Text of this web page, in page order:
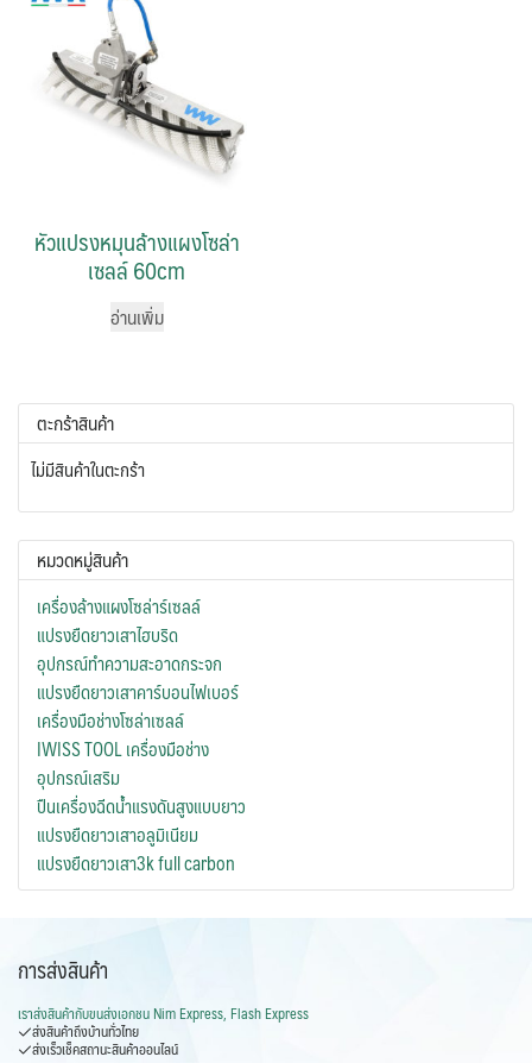
หัวแปรงหมุนล้างแผงโซล่า
เซลล์ 60cm
อ่านเพิ่ม
ตะกร้าสินค้า
ไม่มีสินค้าในตะกร้า
หมวดหมู่สินค้า
เครื่องล้างแผงโซล่าร์เซลล์
แปรงยืดยาวเสาไฮบริด
อุปกรณ์ทำความสะอาดกระจก
แปรงยืดยาวเสาคาร์บอนไฟเบอร์
เครื่องมือช่างโซล่าเซลล์
IWISS TOOL เครื่องมือช่าง
อุปกรณ์เสริม
ปืนเครื่องฉีดน้ำแรงดันสูงแบบยาว
แปรงยืดยาวเสาอลูมิเนียม
แปรงยืดยาวเสา3k full carbon
การส่งสินค้า
เราส่งสินค้ากับขนส่งเอกชน Nim Express, Flash Express
ส่งสินค้าถึงบ้านทั่วไทย
ส่งเร็วเช็คสถานะสินค้าออนไลน์